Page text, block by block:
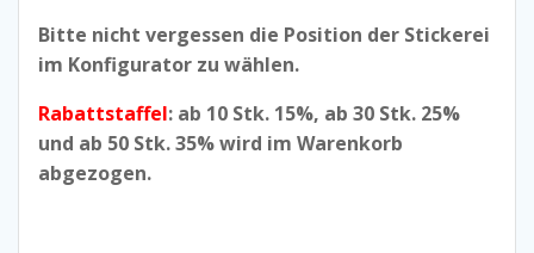
Bitte nicht vergessen die Position der Stickerei
im Konfigurator zu wählen.
Rabattstaffel: ab 10 Stk. 15%, ab 30 Stk. 25%
und ab 50 Stk. 35% wird im Warenkorb
abgezogen.